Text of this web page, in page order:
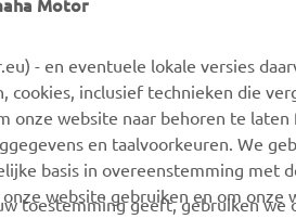
BEDRIJVEN
systemen
MEER
MyYamaha
Yamaha
- en eventuele lokale versies
inclusief technieken die
onze website naar behoren te
en taalvoorkeuren. We
basis in overeenstemming met
website gebruiken en om
toestemming geeft, gebruiken